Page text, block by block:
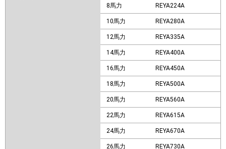
8馬力
REYA224A
10馬力 REYA280A
12馬力 REYA335A
14馬力 REYA400A
16馬力 REYA450A
18馬力 REYA500A
20馬力 REYA560A
22馬力 REYA615A
24馬力 REYA670A
26馬力 REYA730A